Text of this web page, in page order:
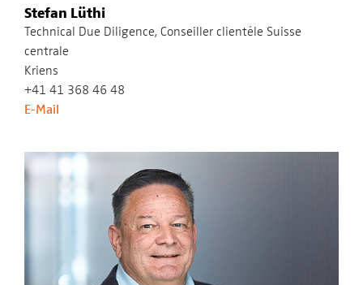
Stefan Lüthi
Technical Due Diligence, Conseiller clientèle Suisse
centrale
Kriens
+41 41 368 46 48
E-Mail